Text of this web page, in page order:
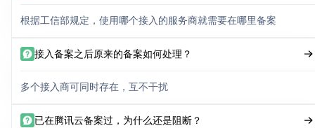
根据工信部规定，使用哪个接入的服务商就需要在哪里备案
接入备案之后原来的备案如何处理？
多个接入商可同时存在，互不干扰
已在腾讯云备案过，为什么还是阻断？